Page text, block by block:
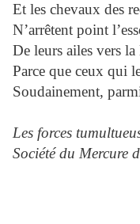
Et les chevaux des
N’arrêtent point
De leurs ailes vers
Parce que ceux qui
Soudainement,
Les forces
Société du Mercure